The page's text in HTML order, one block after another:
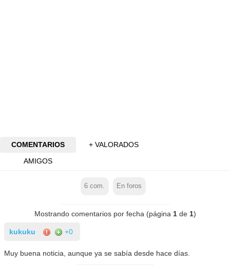
COMENTARIOS
+ VALORADOS
AMIGOS
6 com. En foros
Mostrando comentarios por fecha (página 1de 1)
kukuku +0
Muy buena noticia, aunque ya se sabía desde hace días.